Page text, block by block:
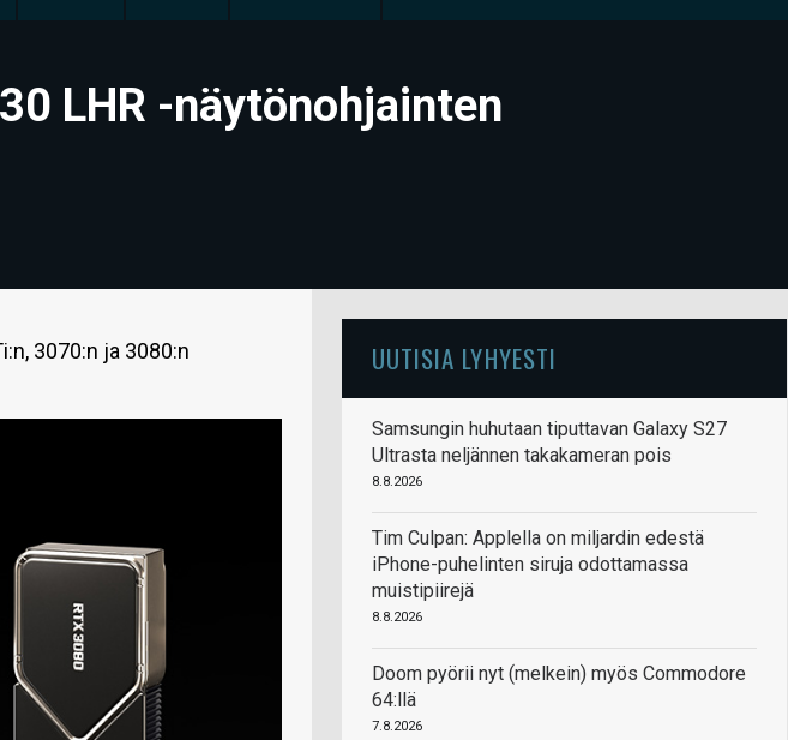
LHR -näytönohjainten
3070:n ja 3080:n
UUTISIA LYHYESTI
Samsungin huhutaan tiputtavan Galaxy S27
Ultrasta neljännen takakameran pois
8.8.2026
Tim Culpan: Applella on miljardin edestä
iPhone-puhelinten siruja odottamassa
muistipiirejä
8.8.2026
Doom pyörii nyt (melkein) myös Commodore
64:llä
7.8.2026